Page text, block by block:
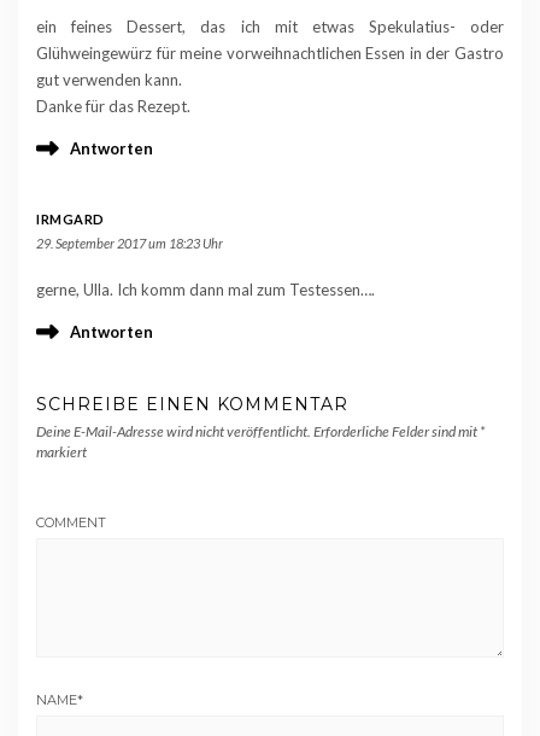
ein feines Dessert, das ich mit etwas Spekulatius- oder
Glühweingewürz für meine vorweihnachtlichen Essen in der Gastro
gut verwenden kann.
Danke für das Rezept.
Antworten
IRMGARD
29. September 2017 um 18:23 Uhr
gerne, Ulla. Ich komm dann mal zum Testessen….
Antworten
SCHREIBE EINEN KOMMENTAR
Deine E-Mail-Adresse wird nicht veröffentlicht. Erforderliche Felder sind mit *
markiert
COMMENT
NAME*